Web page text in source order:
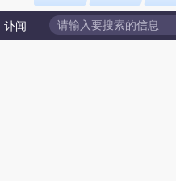
讣闻